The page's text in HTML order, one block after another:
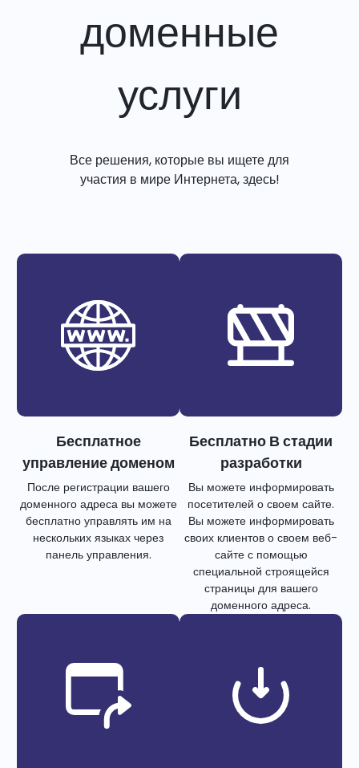
доменные
услуги
Все решения, которые вы ищете для
участия в мире Интернета, здесь!
Бесплатное
управление доменом
После регистрации вашего
доменного адреса вы можете
бесплатно управлять им на
нескольких языках через
панель управления.
Бесплатно В стадии
разработки
Вы можете информировать
посетителей о своем сайте.
Вы можете информировать
своих клиентов о своем веб-
сайте с помощью
специальной строящейся
страницы для вашего
доменного адреса.